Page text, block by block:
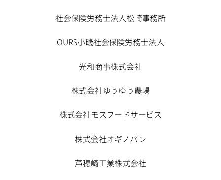
社会保険労務士法人松崎事務所
OURS小磯社会保険労務士法人
光和商事株式会社
株式会社ゆうゆう農場
株式会社モスフードサービス
株式会社オギノパン
芦穂崎工業株式会社